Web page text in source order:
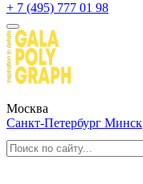
+ 7 (495) 777 01 98
Москва
Санкт-Петербург Минск